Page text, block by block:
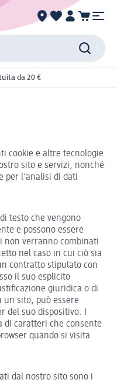
da 20 €
cookie e altre tecnologie
sito e servizi, nonché
per l’analisi di dati
testo che vengono
e possono essere
non verranno combinati
nel caso in cui ciò sia
contratto stipulato con
il suo esplicito
giuridica o di
un sito, può essere
del suo dispositivo. I
di caratteri che consente
quando si visita
dal nostro sito sono i